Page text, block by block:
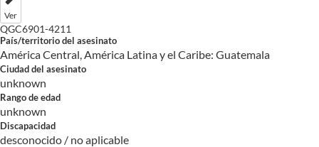
Ver
QGC6901-4211
País/territorio del asesinato
América Central, América Latina y el Caribe: Guatemala
Ciudad del asesinato
unknown
Rango de edad
unknown
Discapacidad
desconocido / no aplicable